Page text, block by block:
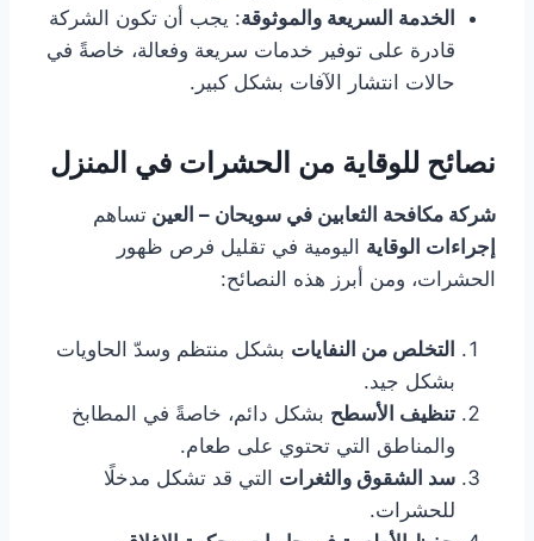
الخدمة السريعة والموثوقة: يجب أن تكون الشركة
قادرة على توفير خدمات سريعة وفعالة، خاصةً في
حالات انتشار الآفات بشكل كبير.
نصائح للوقاية من الحشرات في المنزل
شركة مكافحة الثعابين في سويحان – العين تساهم
إجراءات الوقاية اليومية في تقليل فرص ظهور
الحشرات، ومن أبرز هذه النصائح:
التخلص من النفايات بشكل منتظم وسدّ الحاويات
بشكل جيد.
تنظيف الأسطح بشكل دائم، خاصةً في المطابخ
والمناطق التي تحتوي على طعام.
سد الشقوق والثغرات التي قد تشكل مدخلًا
للحشرات.